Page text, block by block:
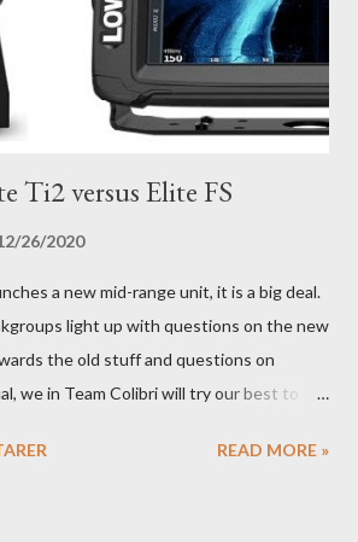
Ti2 versus Elite FS
26/2020
a new mid-range unit, it is a big deal.
light up with questions on the new
the old stuff and questions on
we in Team Colibri will try our best to
READ MORE »